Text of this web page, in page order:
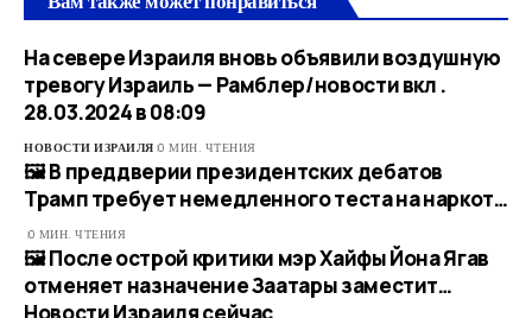
На севере Израиля вновь объявили воздушную
тревогу Израиль — Рамблер/новости вкл .
28.03.2024 в 08:09
НОВОСТИ ИЗРАИЛЯ 0 МИН. ЧТЕНИЯ
🖼 В преддверии президентских дебатов
Трамп требует немедленного теста на наркот…
0 МИН. ЧТЕНИЯ
🖼 После острой критики мэр Хайфы Йона Ягав
отменяет назначение Заатары заместит…​